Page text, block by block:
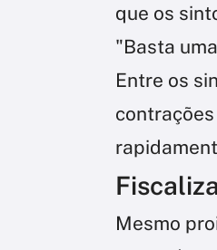
que os
"Basta
Entre os
Mesmo